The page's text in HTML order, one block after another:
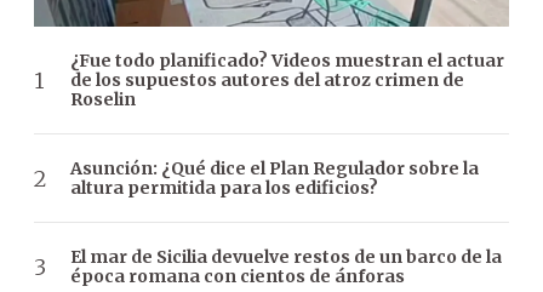
¿Fue todo planificado? Videos muestran el actuar
de los supuestos autores del atroz crimen de
Roselin
Asunción: ¿Qué dice el Plan Regulador sobre la
altura permitida para los edificios?
El mar de Sicilia devuelve restos de un barco de la
época romana con cientos de ánforas